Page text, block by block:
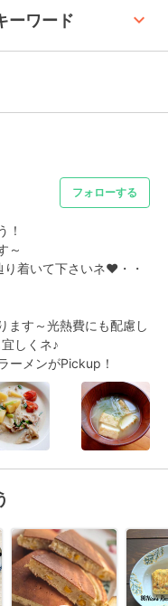
ーワード keyboard_arrow_up
フォローする
！
～
り着いて下さいネ❤・・
ます～光熱費にも配慮し
しくネ♪
ーメンがPickup！